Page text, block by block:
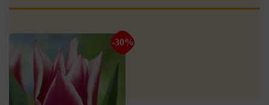
-30%